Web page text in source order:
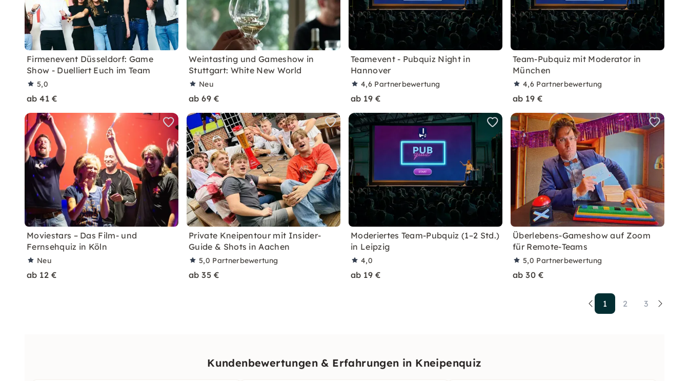
Firmenevent Düsseldorf: Game
Show - Duelliert Euch im Team
5,0
ab 41 €
Weintasting und Gameshow in
Stuttgart: White New World
Neu
ab 69 €
Teamevent - Pubquiz Night in
Hannover
4,6 Partnerbewertung
ab 19 €
Team-Pubquiz mit Moderator in
München
4,6 Partnerbewertung
ab 19 €
Moviestars – Das Film- und
Fernsehquiz in Köln
Neu
ab 12 €
Private Kneipentour mit Insider-
Guide & Shots in Aachen
5,0 Partnerbewertung
ab 35 €
Moderiertes Team-Pubquiz (1–2 Std.)
in Leipzig
4,0
ab 19 €
Überlebens-Gameshow auf Zoom
für Remote-Teams
5,0 Partnerbewertung
ab 30 €
1 2 3
Kundenbewertungen & Erfahrungen in Kneipenquiz